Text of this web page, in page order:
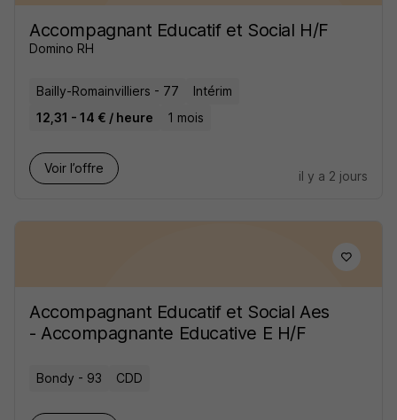
Accompagnant Educatif et Social H/F
Domino RH
Bailly-Romainvilliers - 77
Intérim
12,31 - 14 € / heure
1 mois
Voir l’offre
il y a 2 jours
Accompagnant Educatif et Social Aes
- Accompagnante Educative E H/F
Bondy - 93 CDD